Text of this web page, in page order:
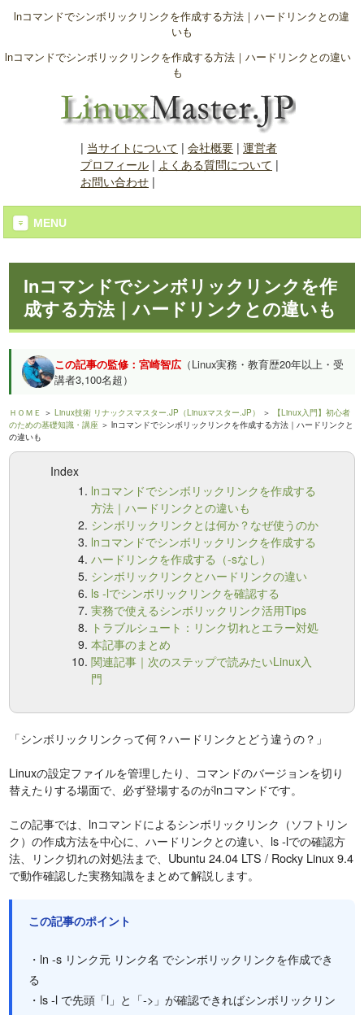
lnコマンドでシンボリックリンクを作成する方法｜ハードリンクとの違
いも
lnコマンドでシンボリックリンクを作成する方法｜ハードリンクとの違い
も
| 当サイトについて | 会社概要| 運営者
プロフィール| よくある質問について |
お問い合わせ|
MENU
lnコマンドでシンボリックリンクを作
成する方法｜ハードリンクとの違いも
この記事の監修：宮崎智広 （Linux実務・教育歴20年以上・受
講者3,100名超）
ＨＯＭＥ ＞Linux技術 リナックスマスター.JP（Linuxマスター.JP） ＞
【Linux入門】初心者
のための基礎知識・講座 ＞ lnコマンドでシンボリックリンクを作成する方法｜ハードリンクと
の違いも
Index
lnコマンドでシンボリックリンクを作成する
方法｜ハードリンクとの違いも
シンボリックリンクとは何か？なぜ使うのか
lnコマンドでシンボリックリンクを作成する
ハードリンクを作成する（-sなし）
シンボリックリンクとハードリンクの違い
ls -lでシンボリックリンクを確認する
実務で使えるシンボリックリンク活用Tips
トラブルシュート：リンク切れとエラー対処
本記事のまとめ
関連記事｜次のステップで読みたいLinux入
門
「シンボリックリンクって何？ハードリンクとどう違うの？」
Linuxの設定ファイルを管理したり、コマンドのバージョンを切り
替えたりする場面で、必ず登場するのがlnコマンドです。
この記事では、lnコマンドによるシンボリックリンク（ソフトリン
ク）の作成方法を中心に、ハードリンクとの違い、ls -lでの確認方
法、リンク切れの対処法まで、Ubuntu 24.04 LTS / Rocky Linux 9.4
で動作確認した実務知識をまとめて解説します。
この記事のポイント
・ln -s リンク元 リンク名 でシンボリックリンクを作成でき
る
・ls -l で先頭「l」と「->」が確認できればシンボリックリン